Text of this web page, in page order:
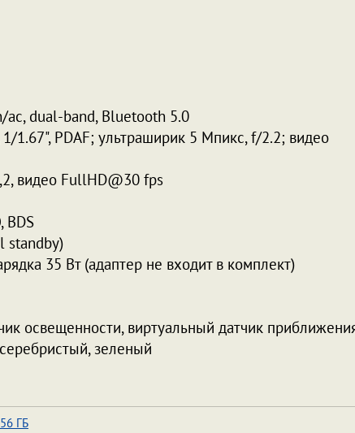
dual-band, Bluetooth 5.0
1.67", PDAF; ультраширик 5 Мпикс, f/2.2; видео
видео FullHD@30 fps
BDS
standby)
35 Вт (адаптер не входит в комплект)
освещенности, виртуальный датчик
зеленый
ГБ